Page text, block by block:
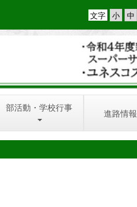
文字
部活動・学校行事 進路情報